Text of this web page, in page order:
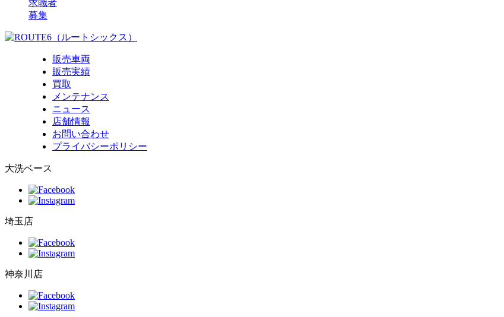
求職者
募集
販売車両
販売実績
買取
メンテナンス
ニュース
店舗情報
お問い合わせ
プライバシーポリシー
大洗ベース
埼玉店
神奈川店